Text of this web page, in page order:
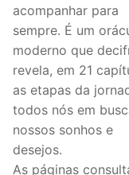
acompanhar para
sempre. É um
moderno que
revela, em 21
as etapas da
todos nós em
nossos sonhos e
desejos.
As páginas